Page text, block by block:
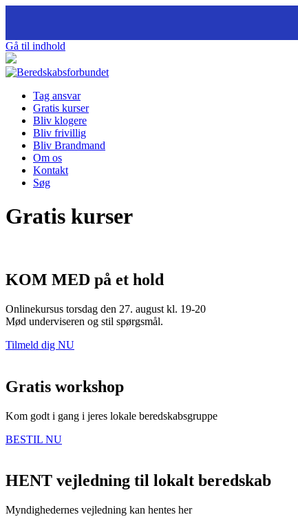
Gå til indhold
Tag ansvar
Gratis kurser
Bliv klogere
Bliv frivillig
Bliv Brandmand
Om os
Kontakt
Søg
Gratis kurser
KOM MED på et hold
Onlinekursus torsdag den 27. august kl. 19-20
Mød underviseren og stil spørgsmål.
Tilmeld dig NU
Gratis workshop
Kom godt i gang i jeres lokale beredskabsgruppe
BESTIL NU
HENT vejledning til lokalt beredskab
Myndighedernes vejledning kan hentes her